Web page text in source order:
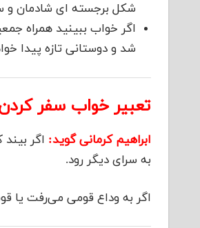
شکل برجسته ای شادمان و
اگر خواب ببینید همراه
شد و دوستانی تازه پیدا
تعبیر خواب سفر
ابراهیم کرمانی گوید: اگر
به سرای دیگر رود.
اگر به وداع قومی می‌رفت یا